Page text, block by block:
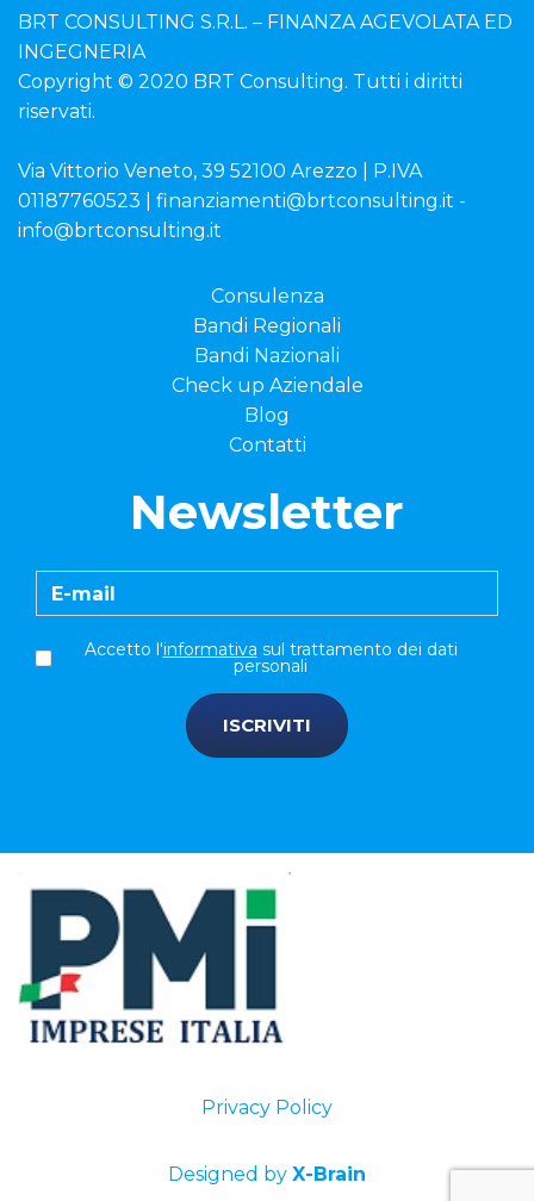
BRT CONSULTING S.R.L. – FINANZA AGEVOLATA ED
INGEGNERIA
Copyright © 2020 BRT Consulting. Tutti i diritti
riservati.
Via Vittorio Veneto, 39 52100 Arezzo | P.IVA
01187760523 | finanziamenti@brtconsulting.it -
info@brtconsulting.it
Consulenza
Bandi Regionali
Bandi Nazionali
Check up Aziendale
Blog
Contatti
Newsletter
Accetto l'informativa sul trattamento dei dati
personali
ISCRIVITI
Privacy Policy
Designed by X-Brain